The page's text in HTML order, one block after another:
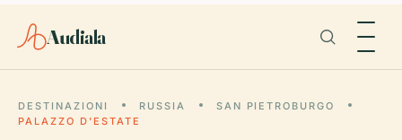
Audiala
DESTINAZIONI RUSSIA
SAN PIETROBURGO
PALAZZO D'ESTATE